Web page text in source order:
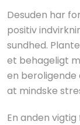
Desuden har
positiv
sundhed.
et behageligt
en
at mindske
En anden